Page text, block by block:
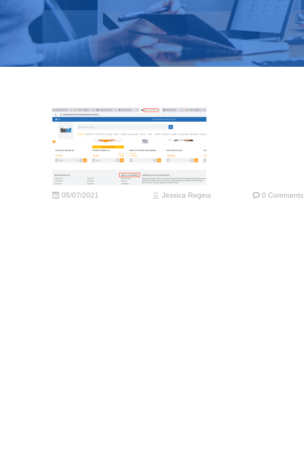
05/07/2021 Jéssica Regina 0 Comments